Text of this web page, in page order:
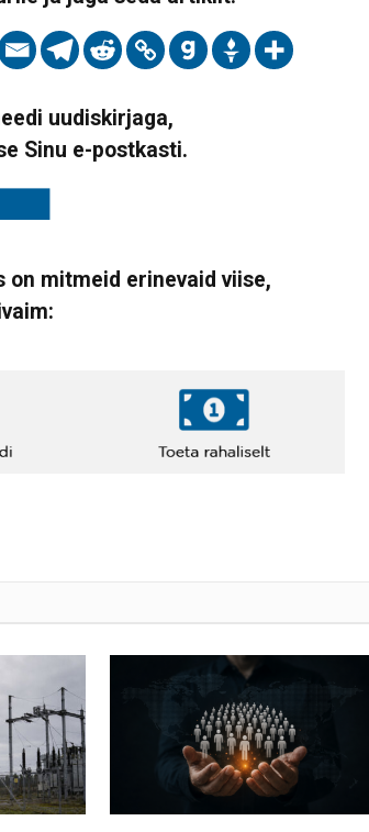
uudiskirjaga,
Sinu e-postkasti.
on mitmeid erinevaid viise,